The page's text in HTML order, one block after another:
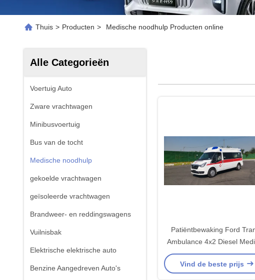
Thuis > Producten > Medische noodhulp Producten online
Alle Categorieën
Voertuig Auto
Zware vrachtwagen
Minibusvoertuig
Bus van de tocht
Medische noodhulp
gekoelde vrachtwagen
geïsoleerde vrachtwagen
Brandweer- en reddingswagens
Vuilnisbak
Elektrische elektrische auto
Benzine Aangedreven Auto's
Patiëntbewaking Ford
Ambulance 4x2 Diesel Medi
Ambulance
Vind de beste prijs